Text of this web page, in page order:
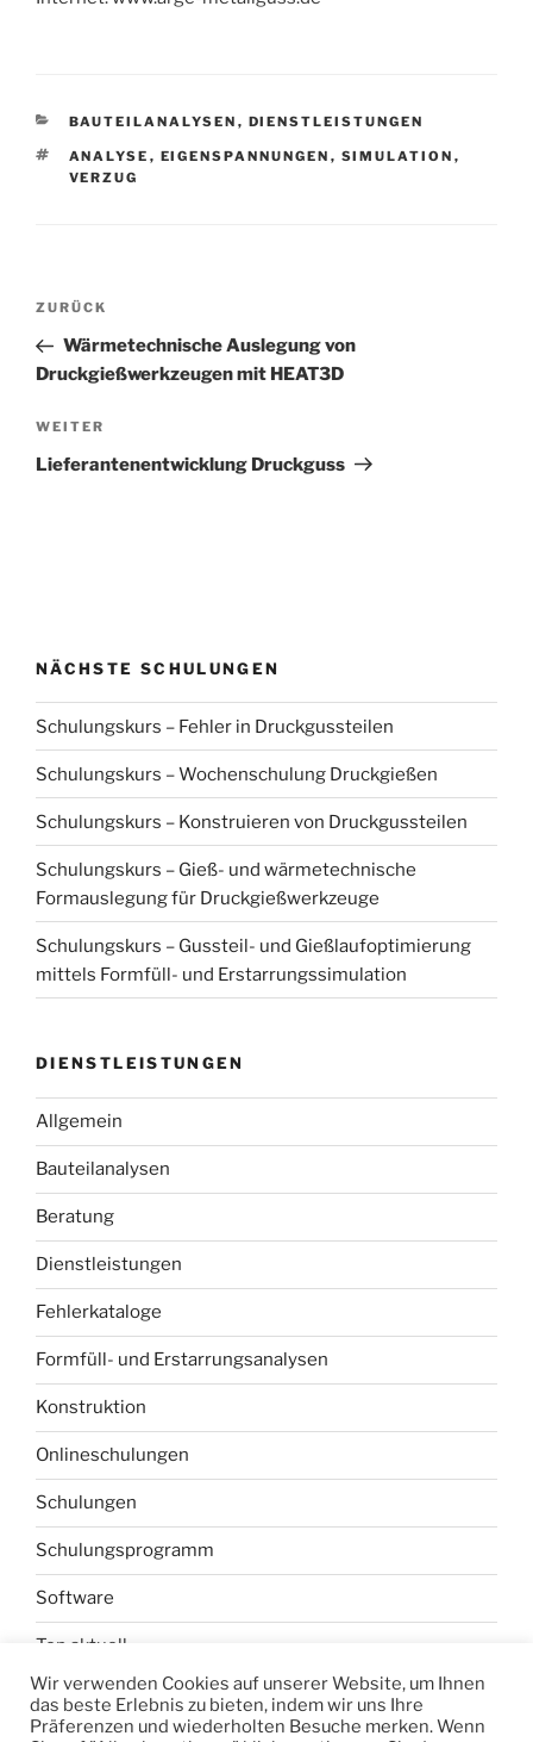
KATEGORIEN
BAUTEILANALYSEN , DIENSTLEISTUNGEN
SCHLAGWÖRTER
ANALYSE , EIGENSPANNUNGEN , SIMULATION ,
VERZUG
Beitragsnavigation
Vorheriger
Beitrag
ZURÜCK
Wärmetechnische Auslegung von
Druckgießwerkzeugen mit HEAT3D
Nächster
Beitrag
WEITER
Lieferantenentwicklung Druckguss
NÄCHSTE SCHULUNGEN
Schulungskurs – Fehler in Druckgussteilen
Schulungskurs – Wochenschulung Druckgießen
Schulungskurs – Konstruieren von Druckgussteilen
Schulungskurs – Gieß- und wärmetechnische
Formauslegung für Druckgießwerkzeuge
Schulungskurs – Gussteil- und Gießlaufoptimierung
mittels Formfüll- und Erstarrungssimulation
DIENSTLEISTUNGEN
Allgemein
Bauteilanalysen
Beratung
Dienstleistungen
Fehlerkataloge
Formfüll- und Erstarrungsanalysen
Konstruktion
Onlineschulungen
Schulungen
Schulungsprogramm
Software
Top aktuell
Werkzeuganalysen Druckguss
Wir verwenden Cookies auf unserer Website, um Ihnen
das beste Erlebnis zu bieten, indem wir uns Ihre
Präferenzen und wiederholten Besuche merken. Wenn